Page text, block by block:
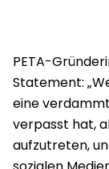
PETA-
Statement:
eine
verpasst hat,
aufzutreten,